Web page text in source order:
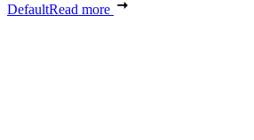
DefaultRead more